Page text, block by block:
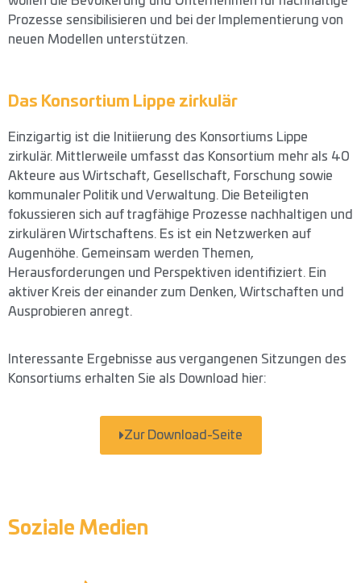
Prozesse sensibilisieren und bei der Implementierung von
neuen Modellen unterstützen.
Das Konsortium Lippe zirkulär
Einzigartig ist die Initiierung des Konsortiums Lippe
zirkulär. Mittlerweile umfasst das Konsortium mehr als 40
Akteure aus Wirtschaft, Gesellschaft, Forschung sowie
kommunaler Politik und Verwaltung. Die Beteiligten
fokussieren sich auf tragfähige Prozesse nachhaltigen und
zirkulären Wirtschaftens. Es ist ein Netzwerken auf
Augenhöhe. Gemeinsam werden Themen,
Herausforderungen und Perspektiven identifiziert. Ein
aktiver Kreis der einander zum Denken, Wirtschaften und
Ausprobieren anregt.
Interessante Ergebnisse aus vergangenen Sitzungen des
Konsortiums erhalten Sie als Download hier:
Zur Download-Seite
Soziale Medien